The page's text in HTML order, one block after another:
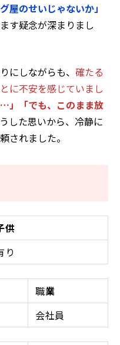
屋のせいじゃないか」
す疑念が深まりまし
にしながらも、 確たる
に不安を感じていまし
…」「でも、このまま放
した思いから、冷静に
されました。
供
り
職業
会社員